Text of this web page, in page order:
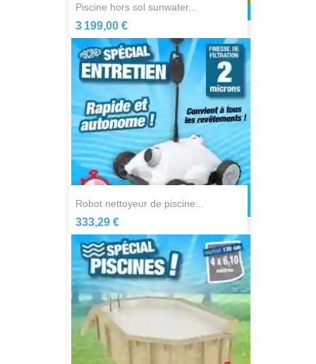
piscine hors sol sunwater...
3 199,00 €
robot nettoyeur de piscine...
333,29 €